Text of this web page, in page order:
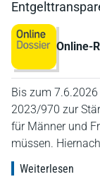
Online-
Bis zum
2023/970 zur
für Männer und
müssen.
Weiterlesen